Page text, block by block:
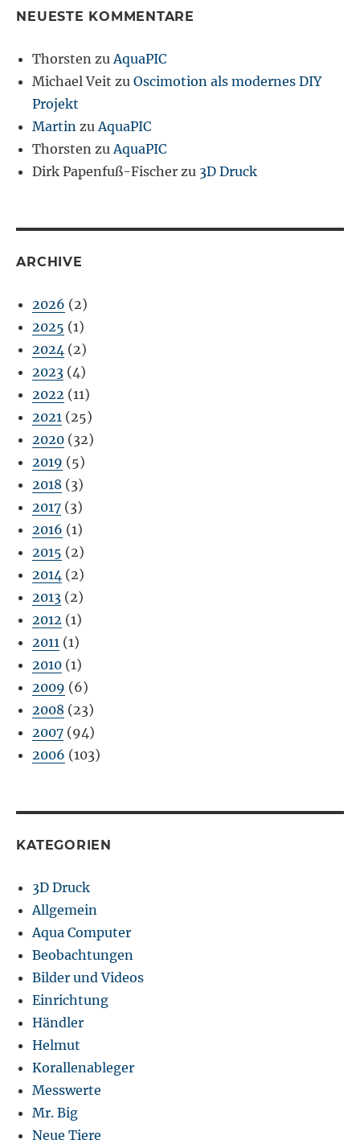
NEUESTE KOMMENTARE
Thorsten zu AquaPIC
Michael Veit zuOscimotion als modernes DIY
Projekt
Martin zu AquaPIC
Thorsten zu AquaPIC
Dirk Papenfuß-Fischer zu 3D Druck
ARCHIVE
2026 (2)
2025 (1)
2024 (2)
2023 (4)
2022 (11)
2021 (25)
2020 (32)
2019 (5)
2018 (3)
2017 (3)
2016 (1)
2015 (2)
2014 (2)
2013 (2)
2012 (1)
2011 (1)
2010 (1)
2009 (6)
2008 (23)
2007 (94)
2006 (103)
KATEGORIEN
3D Druck
Allgemein
Aqua Computer
Beobachtungen
Bilder und Videos
Einrichtung
Händler
Helmut
Korallenableger
Messwerte
Mr. Big
Neue Tiere